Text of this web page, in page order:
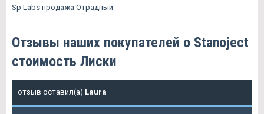
Sp Labs продажа Отрадный
Отзывы наших покупателей о Stanoject
стоимость Лиски
отзыв оставил(а) Laura